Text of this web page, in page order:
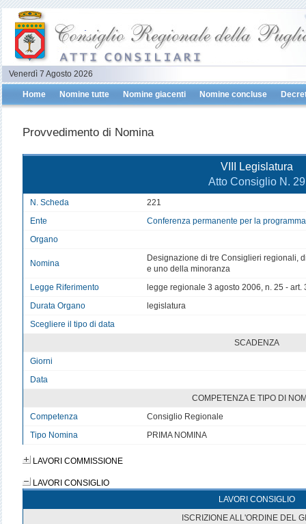
Venerdì 7 Agosto 2026
Home Nomine tutte Nomine giacenti Nomine concluse
Provvedimento di Nomina
VIII Legislatura
Atto Consiglio N. 29
N. Scheda
221
Ente
Conferenza permanente per la
Organo
Nomina
Designazione di tre Consiglieri regionali,
e uno della minoranza
Legge Riferimento
legge regionale 3 agosto 2006, n. 25 - art.
Durata Organo
legislatura
Scegliere il tipo di data
SCADENZA
Giorni
Data
COMPETENZA E TIPO DI
Competenza
Consiglio Regionale
Tipo Nomina
PRIMA NOMINA
LAVORI COMMISSIONE
LAVORI CONSIGLIO
LAVORI CONSIGLIO
ISCRIZIONE ALL'ORDINE DEL